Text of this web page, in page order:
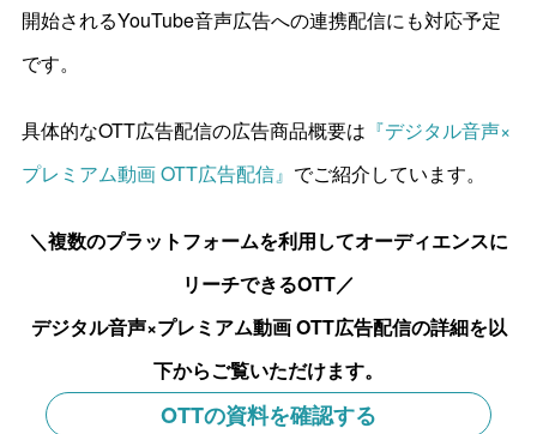
開始されるYouTube音声広告への連携配信にも対応予定
です。
具体的なOTT広告配信の広告商品概要は 『デジタル音声×
プレミアム動画 OTT広告配信』 でご紹介しています。
＼複数のプラットフォームを利用してオーディエンスに
リーチできるOTT／
デジタル音声×プレミアム動画 OTT広告配信の詳細を以
下からご覧いただけます。
OTTの資料を確認する